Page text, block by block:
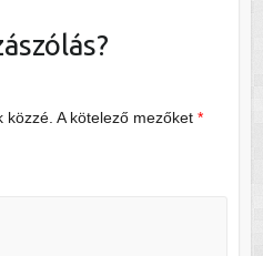
közzé. A kötelező mezőket *